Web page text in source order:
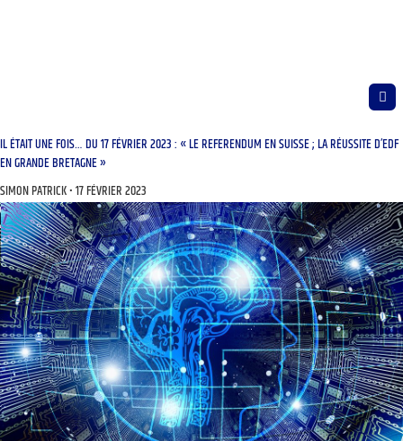
IL ÉTAIT UNE FOIS… DU 17 FÉVRIER 2023 : « LE REFERENDUM EN SUISSE ; LA RÉUSSITE D’EDF
EN GRANDE BRETAGNE »
SIMON PATRICK 17 FÉVRIER 2023